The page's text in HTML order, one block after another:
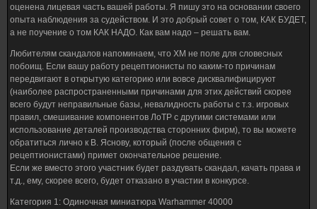
оценена лицевая часть вашей работы. Я пишу это на основании своего
опыта наблюдения за судейством. И это добрый совет о том, КАК БУДЕТ,
а не поучение о том КАК НАДО. Как вам надо – решать вам.
Любителям скандалов напоминаем, что ХМ не поле для словесных
побоищ. Если вашу работу рецептионисты по каким-то причинам
передвигают в открытую категорию или вовсе дисквалифицируют
(наиболее распространенными причинами для этих действий скорее
всего будут неправильные базы, невалидность работы с т.з. игровых
правил, смешивание компонентов ЛоТР с другими системами или
использование деталей производства сторонних фирм), то вы можете
обратиться лично к В. Яснову, который (после общения с
рецептионистами) примет окончательное решение.
Если же вместо этого участник будет раздувать скандал, качать права и
т.д., ему, скорее всего, будет отказано в участии в конкурсе.
Категория 1: Одиночная миниатюра Warhammer 40000